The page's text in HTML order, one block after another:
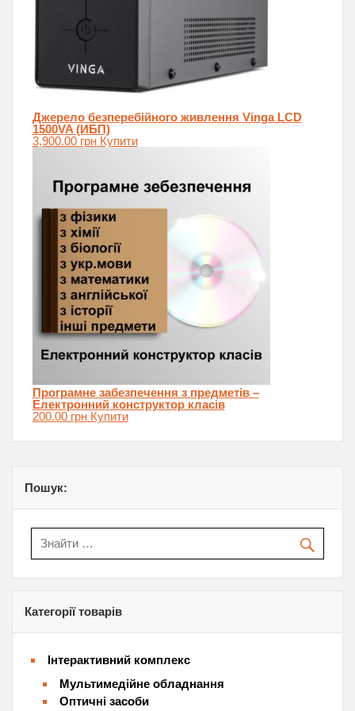
Джерело безперебійного живлення Vinga LCD
1500VA (ИБП)
3,900.00 грн Купити
Програмне забезпечення з предметів –
Електронний конструктор класів
200.00 грн Купити
Пошук:
Категорії товарів
Інтерактивний комплекс
Мультимедійне обладнання
Оптичні засоби